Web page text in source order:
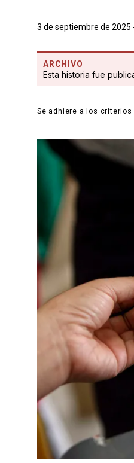
3 de septiembre de 2025
ARCHIVO
Esta historia fue
Se adhiere a los criterios